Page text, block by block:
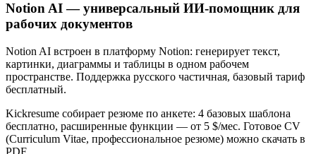
Notion AI — универсальный ИИ-помощник для
рабочих документов
Notion AI встроен в платформу Notion: генерирует текст,
картинки, диаграммы и таблицы в одном рабочем
пространстве. Поддержка русского частичная, базовый тариф
бесплатный.
Kickresume собирает резюме по анкете: 4 базовых шаблона
бесплатно, расширенные функции — от 5 $/мес. Готовое CV
(Curriculum Vitae, профессиональное резюме) можно скачать в